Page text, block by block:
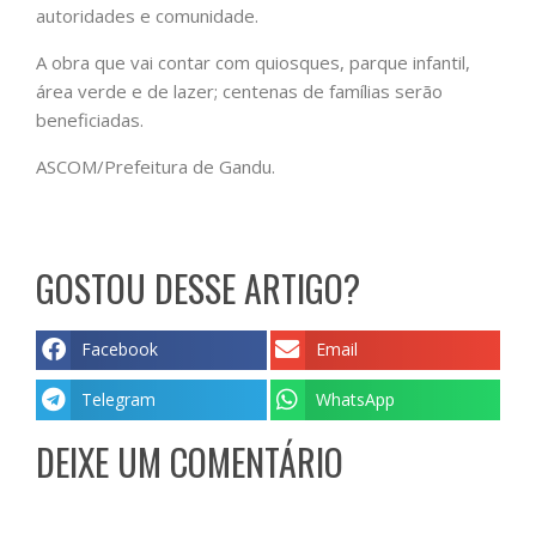
autoridades e comunidade.
A obra que vai contar com quiosques, parque infantil,
área verde e de lazer; centenas de famílias serão
beneficiadas.
ASCOM/Prefeitura de Gandu.
GOSTOU DESSE ARTIGO?
Facebook Email
Telegram WhatsApp
DEIXE UM COMENTÁRIO